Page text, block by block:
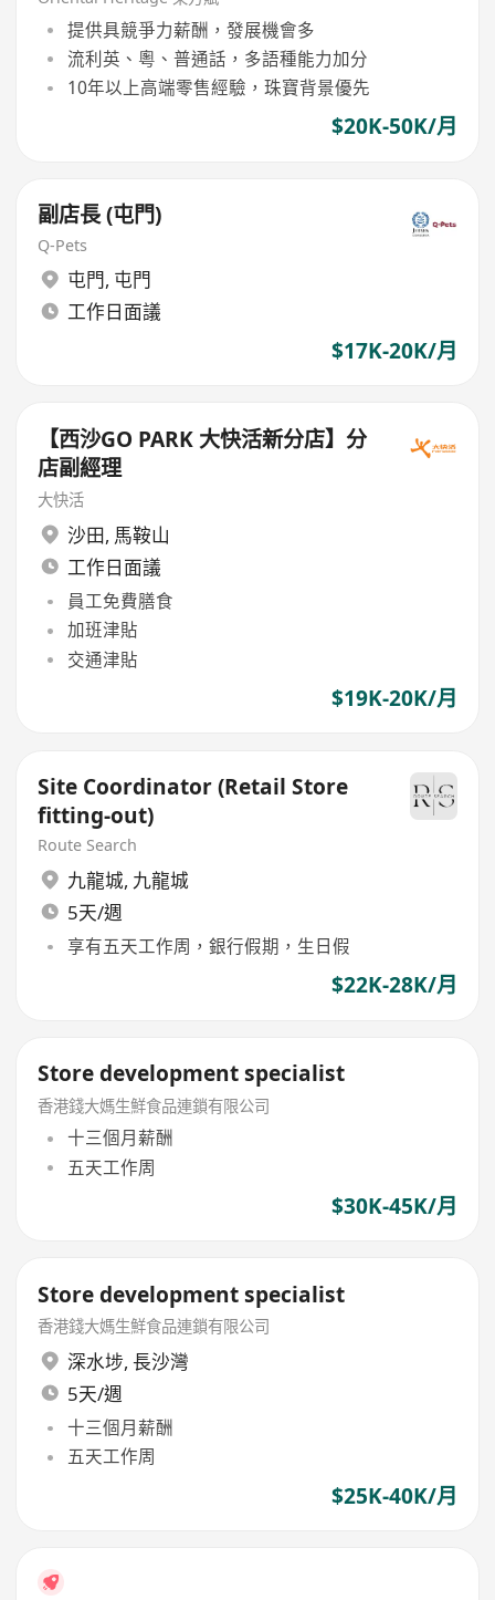
提供具競爭力薪酬，發展機會多
流利英、粵、普通話，多語種能力加分
10年以上高端零售經驗，珠寶背景優先
$20K-50K/月
副店長 (屯門)
Q-Pets
屯門, 屯門
工作日面議
$17K-20K/月
【西沙GO PARK 大快活新分店】分
店副經理
大快活
沙田, 馬鞍山
工作日面議
員工免費膳食
加班津貼
交通津貼
$19K-20K/月
Site Coordinator (Retail Store
fitting-out)
Route Search
九龍城, 九龍城
5天/週
享有五天工作周，銀行假期，生日假
$22K-28K/月
Store development specialist
香港錢大媽生鮮食品連鎖有限公司
十三個月薪酬
五天工作周
$30K-45K/月
Store development specialist
香港錢大媽生鮮食品連鎖有限公司
深水埗, 長沙灣
5天/週
十三個月薪酬
五天工作周
$25K-40K/月